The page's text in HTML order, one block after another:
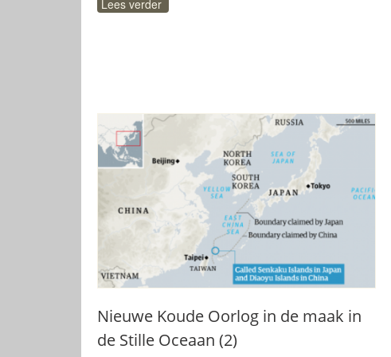
Lees verder
Nieuwe Koude Oorlog in de maak in
de Stille Oceaan (2)